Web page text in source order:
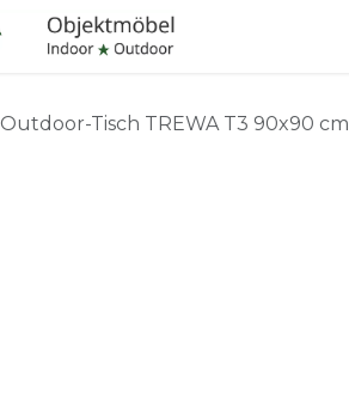
Outdoor-Tisch TREWA T3 90x90 cm